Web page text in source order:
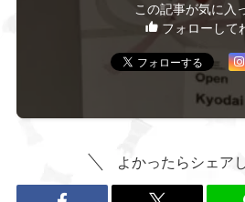
この記事が気に入
フォローして
よかったらシェア